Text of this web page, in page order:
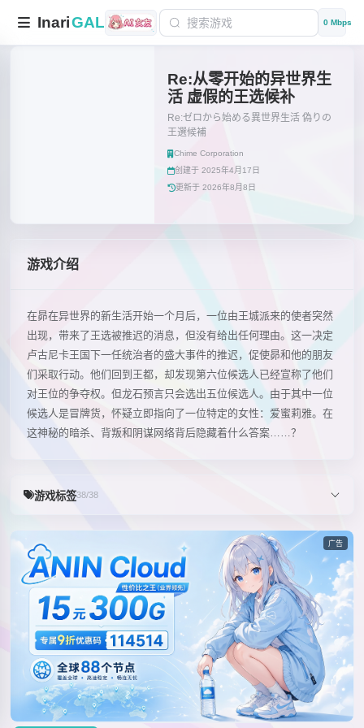
InariGAL 0 Mbps
Re:从零开始的异世界生
活 虚假的王选候补
Re:ゼロから始める異世界生活 偽りの
王選候補
Chime Corporation
创建于 2025年4月17日
更新于 2026年8月8日
游戏介绍
在昴在异世界的新生活开始一个月后，一位由王城派来的使者突然
出现，带来了王选被推迟的消息，但没有给出任何理由。这一决定
卢古尼卡王国下一任统治者的盛大事件的推迟，促使昴和他的朋友
们采取行动。他们回到王都，却发现第六位候选人已经宣称了他们
对王位的争夺权。但龙石预言只会选出五位候选人。由于其中一位
候选人是冒牌货，怀疑立即指向了一位特定的女性：爱蜜莉雅。在
这神秘的暗杀、背叛和阴谋网络背后隐藏着什么答案……？
游戏标签38/38
广告